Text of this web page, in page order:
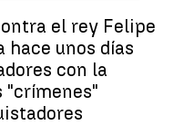
el rey Felipe
unos días
con la
"crímenes"